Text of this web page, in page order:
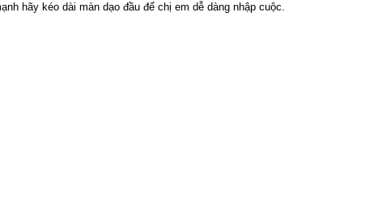
hãy kéo dài màn dạo đầu để chị em dễ dàng nhập cuộc.